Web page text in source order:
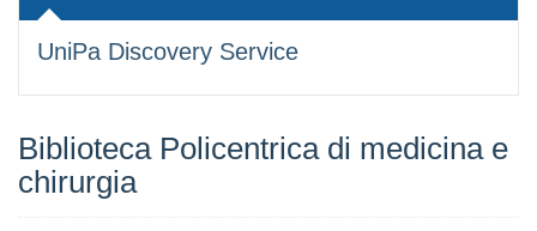
UniPa Discovery Service
Biblioteca Policentrica di medicina e
chirurgia